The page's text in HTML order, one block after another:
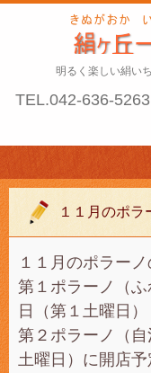
明るく楽しい絹い
TEL.042-636-5263
１１月のポラ
１１月のポラーノ
第１ポラーノ（
日（第１土曜日）
第２ポラーノ（
土曜日）に開店予